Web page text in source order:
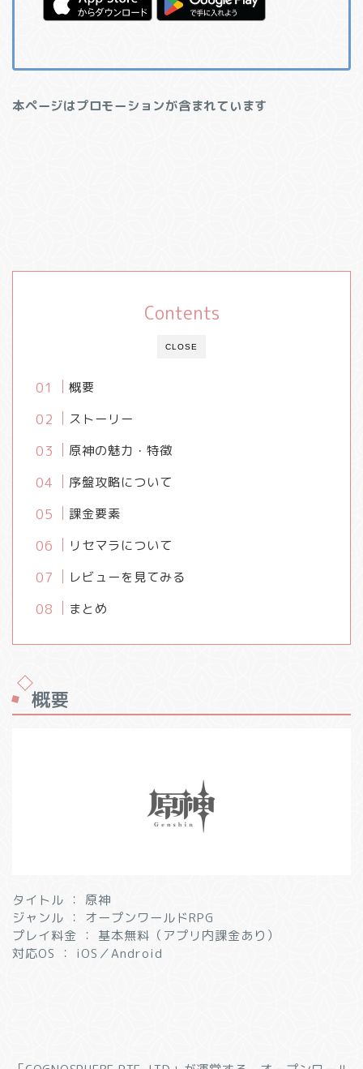
本ページはプロモーションが含まれています
CLOSE
Contents
概要
ストーリー
原神の魅力・特徴
序盤攻略について
課金要素
リセマラについて
レビューを見てみる
まとめ
概要
タイトル ： 原神
ジャンル ： オープンワールドRPG
プレイ料金 ： 基本無料（アプリ内課金あり）
対応OS ： iOS／Android